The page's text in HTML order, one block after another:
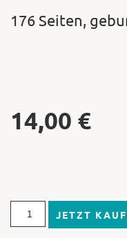
176 Seiten,
14,00 €
JETZT